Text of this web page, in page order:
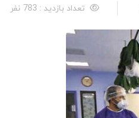
تعداد بازدید : 783 نفر